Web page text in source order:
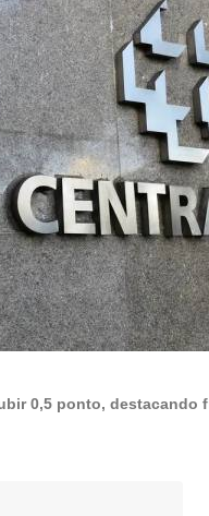
0,5 ponto, destacando